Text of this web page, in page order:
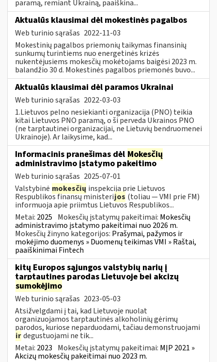
paramą, remiant Ukrainą, paaiškina...
Aktualūs klausimai dėl mokestinės pagalbos
Web turinio sąrašas 2022-11-03
Mokestinių pagalbos priemonių taikymas finansinių
sunkumų turintiems nuo energetinės krizės
nukentėjusiems mokesčių mokėtojams baigėsi 2023 m.
balandžio 30 d. Mokestinės pagalbos priemonės buvo...
Aktualūs klausimai dėl paramos Ukrainai
Web turinio sąrašas 2022-03-03
1.Lietuvos pelno nesiekianti organizacija (PNO) teikia
kitai Lietuvos PNO paramą, o ši perveda Ukrainos PNO
(ne tarptautinei organizacijai, ne Lietuvių bendruomenei
Ukrainoje). Ar laikysime, kad...
Informacinis pranešimas dėl Mokesčių
administravimo įstatymo pakeitimo
Web turinio sąrašas 2025-07-01
Valstybinė mokesčių inspekcija prie Lietuvos
Respublikos finansų ministerijos (toliau — VMI prie FM)
informuoja apie priimtus Lietuvos Respublikos...
Metai: 2025 Mokesčių įstatymų pakeitimai: Mokesčių
administravimo įstatymo pakeitimai nuo 2026 m.
Mokesčių žinyno kategorijos: Prašymai, pažymos ir
mokėjimo duomenys » Duomenų teikimas VMI » Raštai,
paaiškinimai Fintech
kitų Europos sąjungos valstybių narių į
tarptautines parodas Lietuvoje bei akcizų
sumokėjimo
Web turinio sąrašas 2023-05-03
Atsižvelgdami į tai, kad Lietuvoje nuolat
organizuojamos tarptautinės alkoholinių gėrimų
parodos, kuriose neparduodami, tačiau demonstruojami
irdegustuojami ne tik...
Metai: 2023 Mokesčių įstatymų pakeitimai: MĮP 2021 »
Akcizų mokesčių pakeitimai nuo 2023 m.